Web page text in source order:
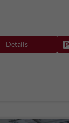
Details